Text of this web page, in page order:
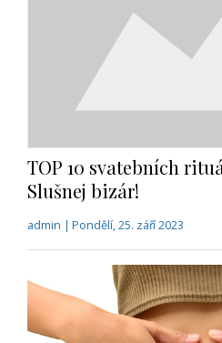
TOP 10 svatebních
Slušnej bizár!